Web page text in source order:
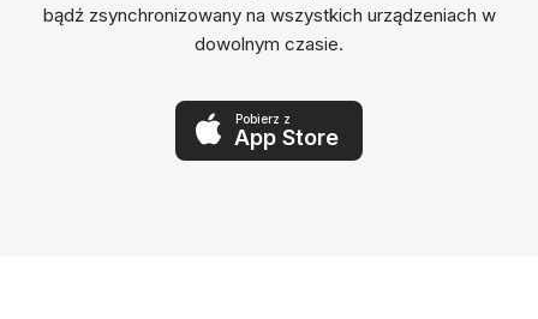
bądź zsynchronizowany na wszystkich urządzeniach w
dowolnym czasie.
Pobierz z
App Store